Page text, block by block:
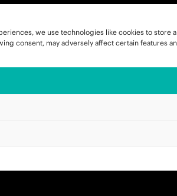
we use technologies like cookies to
consent, may adversely affect certain features